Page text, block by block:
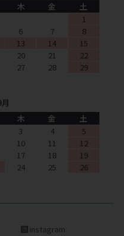
木 金
土
1
6 7
8
13 14
15
20 21
22
27 28
29
木 金
土
3 4
5
10 11
12
17 18
19
24 25
26
instagram